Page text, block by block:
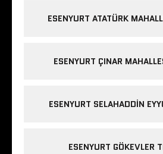
ESENYURT ATATÜRK
ESENYURT ÇINAR
ESENYURT SELAHADDIN
ESENYURT GÖKEVLER